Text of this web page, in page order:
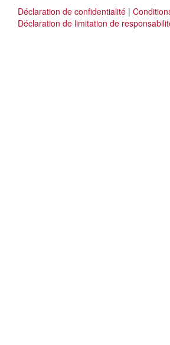
Déclaration de confidentialité |
Déclaration de limitation de